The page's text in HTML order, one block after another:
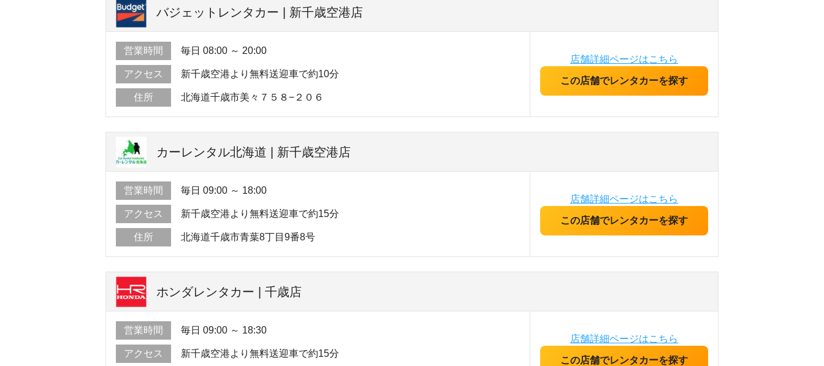
バジェットレンタカー | 新千歳空港店
営業時間 毎日 08:00 ～ 20:00
アクセス 新千歳空港より無料送迎車で約10分
住所 北海道千歳市美々７５８−２０６
店舗詳細ページはこちら
この店舗でレンタカーを探す
カーレンタル北海道 | 新千歳空港店
営業時間 毎日 09:00 ～ 18:00
アクセス 新千歳空港より無料送迎車で約15分
住所 北海道千歳市青葉8丁目9番8号
店舗詳細ページはこちら
この店舗でレンタカーを探す
ホンダレンタカー | 千歳店
営業時間 毎日 09:00 ～ 18:30
アクセス 新千歳空港より無料送迎車で約15分
店舗詳細ページはこちら
この店舗でレンタカーを探す